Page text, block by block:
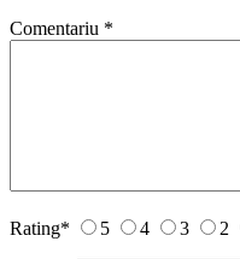
Comentariu *
Rating* 5 4 3 2